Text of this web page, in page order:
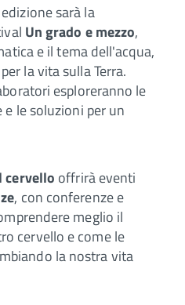
sarà la
Un grado e mezzo,
e il tema dell'acqua,
la vita sulla Terra.
esploreranno le
le soluzioni per un
cervello offrirà eventi
, con conferenze e
meglio il
cervello e come le
la nostra vita